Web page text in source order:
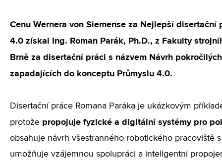
Cenu Wernera von Siemense za Nejlepší
4.0 získal Ing. Roman Parák, Ph.D., z Fakulty
Brně za disertační práci s názvem Návrh
zapadajících do konceptu Průmyslu 4.0.
Disertační práce Romana Paráka je ukázkovým
protože propojuje fyzické a digitální systémy pro
obsahuje návrh všestranného robotického pracoviště
umožňuje vzájemnou spolupráci a inteligentní